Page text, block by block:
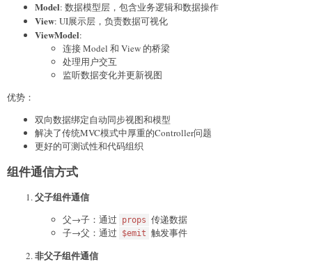
Model: 数据模型层，包含业务逻辑和数据操作
View: UI展示层，负责数据可视化
ViewModel:
连接 Model 和 View 的桥梁
处理用户交互
监听数据变化并更新视图
优势：
双向数据绑定自动同步视图和模型
解决了传统MVC模式中厚重的Controller问题
更好的可测试性和代码组织
组件通信方式
父子组件通信
父→子：通过 props 传递数据
子→父：通过
$emit 触发事件
非父子组件通信